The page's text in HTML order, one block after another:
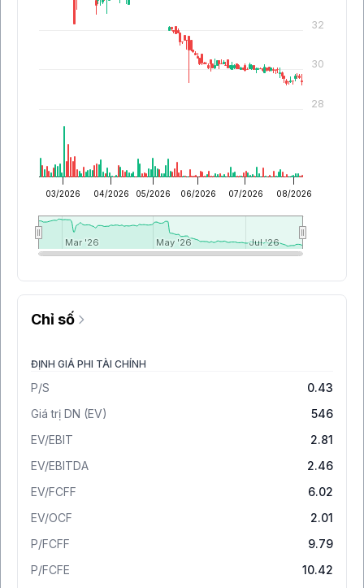
03/2026 04/2026 05/2026 06/2026 07/2026 08/2026
Mar '26
Mar '26 May '26
May '26 Jul '26
Jul '26
28
30
32
Chỉ số
ĐỊNH GIÁ PHI TÀI CHÍNH
P/S
0.43
Giá trị DN (EV)
546
EV/EBIT
2.81
EV/EBITDA
2.46
EV/FCFF
6.02
EV/OCF
2.01
P/FCFF
9.79
P/FCFE
10.42